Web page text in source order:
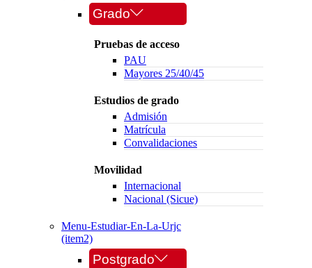
Grado
Pruebas de acceso
PAU
Mayores 25/40/45
Estudios de grado
Admisión
Matrícula
Convalidaciones
Movilidad
Internacional
Nacional (Sicue)
Menu-Estudiar-En-La-Urjc
(item2)
Postgrado